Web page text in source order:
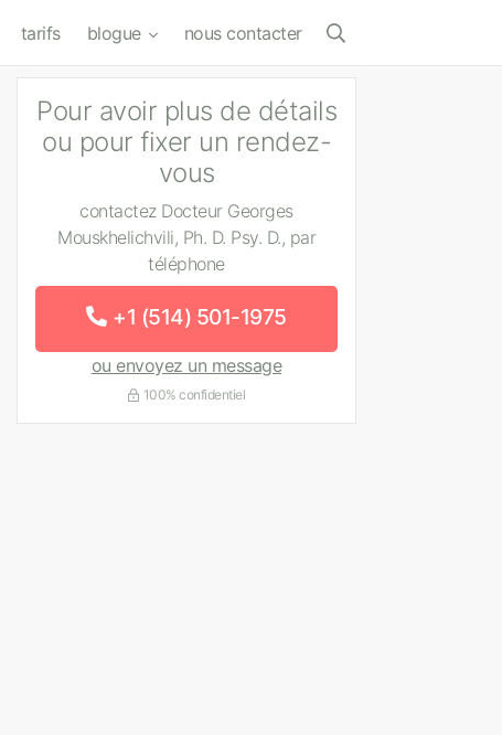
tarifs blogue nous contacter
Pour avoir plus de détails
ou pour fixer un rendez-
vous
contactez Docteur Georges
Mouskhelichvili, Ph. D. Psy. D., par
téléphone
+1 (514) 501-1975
ou envoyez un message
100% confidentiel